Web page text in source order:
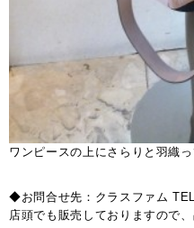
ワンピースの上にさらりと羽織っ
◆お問合せ先：クラスファム
店頭でも販売しておりますので